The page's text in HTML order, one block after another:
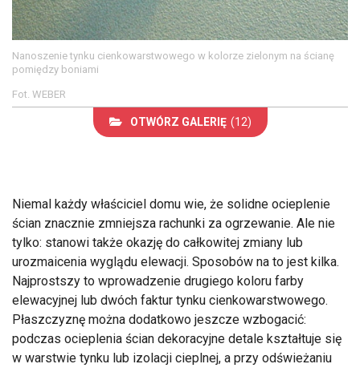
Nanoszenie tynku cienkowarstwowego w kolorze zielonym na ścianę
pomiędzy boniami
Fot. WEBER
OTWÓRZ GALERIĘ (12)
Niemal każdy właściciel domu wie, że solidne ocieplenie
ścian znacznie zmniejsza rachunki za ogrzewanie. Ale nie
tylko: stanowi także okazję do całkowitej zmiany lub
urozmaicenia wyglądu elewacji. Sposobów na to jest kilka.
Najprostszy to wprowadzenie drugiego koloru farby
elewacyjnej lub dwóch faktur tynku cienkowarstwowego.
Płaszczyznę można dodatkowo jeszcze wzbogacić:
podczas ocieplenia ścian dekoracyjne detale kształtuje się
w warstwie tynku lub izolacji cieplnej, a przy odświeżaniu